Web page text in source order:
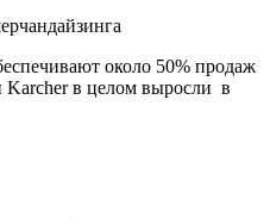
около 50% продаж
Karcher в целом выросли в